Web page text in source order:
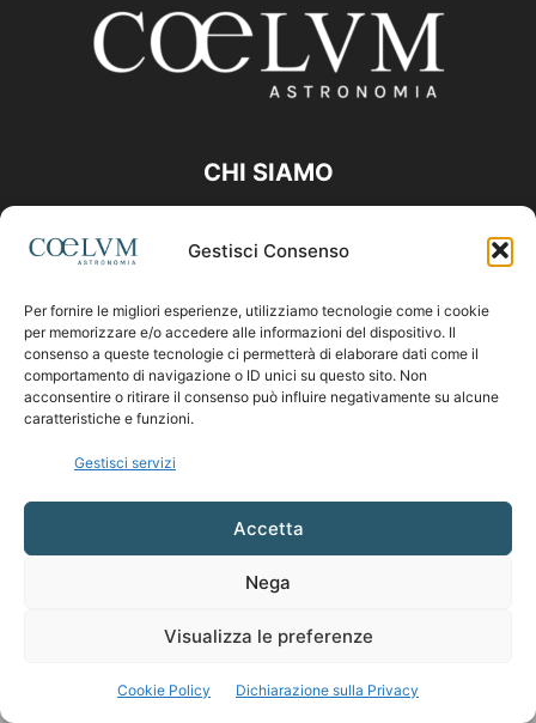
Gestisci Consenso
Per fornire le migliori esperienze, utilizziamo tecnologie come i cookie
per memorizzare e/o accedere alle informazioni del dispositivo. Il
consenso a queste tecnologie ci permetterà di elaborare dati come il
comportamento di navigazione o ID unici su questo sito. Non
acconsentire o ritirare il consenso può influire negativamente su alcune
caratteristiche e funzioni.
Gestisci servizi
Accetta
Nega
Visualizza le preferenze
Cookie Policy Dichiarazione sulla Privacy
CHI SIAMO
Contattaci:coelumastro@coelum.com
SEGUICI